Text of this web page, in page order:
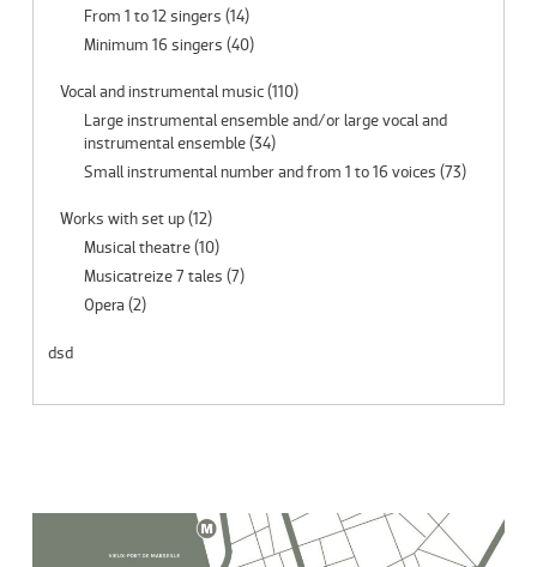
From 1 to 12 singers (14)
Minimum 16 singers (40)
Vocal and instrumental music(110)
Large instrumental ensemble and/or large vocal and
instrumental ensemble(34)
Small instrumental number and from 1 to 16 voices (73)
Works with set up(12)
Musical theatre(10)
Musicatreize 7 tales (7)
Opera (2)
dsd